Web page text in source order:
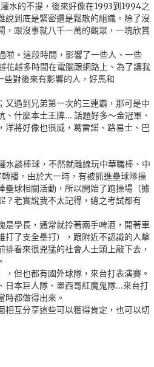
水的不提，後來好像在1993到1994之
說到底是緊密還是鬆散的組織。除了沒
，跟沒事就八千一萬的觀眾，一塊欣賞
啦。這段時間，影響了一些人、一些
花越多時間在電腦跟網路上、為了讓我
對後來有影響的人，好馬和
遇到兄弟第一次的三連霸，那可是中
什麼本土王牌… 話題好多～金冠軍、
洋將好像也很威，葛雷諾、路易士、巴
水談棒球，不然就離線玩中華職棒、中
播。由於大一時，有被抓進壘球隊操
壘球相關活動，所以開始了跑操場（據
？老實說我不太記得，總之考試都有
是學長，通常就拎著兩手啤酒，開著車
打了支全壘打），跟附近不認識的人擊
看來很兇猛的社會人士頭上敲下去，
但也都有國外球隊，來台打表演賽。
日本巨人隊、墨西哥紅魔鬼隊…來台打
都做得出來。
相互分享這些可以獲得肯定，也可以切